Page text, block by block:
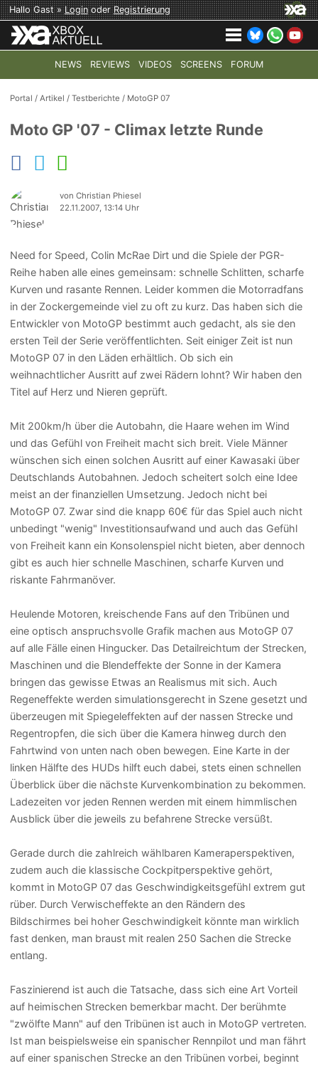
Hallo Gast »LoginoderRegistrierung
NEWS REVIEWS VIDEOS SCREENS FORUM
TOP-THEMEN: COD: MODERN WARFARE 4 HALO:
Portal /Artikel /Testberichte / MotoGP 07
Moto GP '07 - Climax letzte Runde
von Christian Phiesel
22.11.2007, 13:14 Uhr
Need for Speed, Colin McRae Dirt und die Spiele der PGR-
Reihe haben alle eines gemeinsam: schnelle Schlitten, scharfe
Kurven und rasante Rennen. Leider kommen die Motorradfans
in der Zockergemeinde viel zu oft zu kurz. Das haben sich die
Entwickler von MotoGP bestimmt auch gedacht, als sie den
ersten Teil der Serie veröffentlichten. Seit einiger Zeit ist nun
MotoGP 07 in den Läden erhältlich. Ob sich ein
weihnachtlicher Ausritt auf zwei Rädern lohnt? Wir haben den
Titel auf Herz und Nieren geprüft.
Mit 200km/h über die Autobahn, die Haare wehen im Wind
und das Gefühl von Freiheit macht sich breit. Viele Männer
wünschen sich einen solchen Ausritt auf einer Kawasaki über
Deutschlands Autobahnen. Jedoch scheitert solch eine Idee
meist an der finanziellen Umsetzung. Jedoch nicht bei
MotoGP 07. Zwar sind die knapp 60€ für das Spiel auch nicht
unbedingt "wenig" Investitionsaufwand und auch das Gefühl
von Freiheit kann ein Konsolenspiel nicht bieten, aber dennoch
gibt es auch hier schnelle Maschinen, scharfe Kurven und
riskante Fahrmanöver.
Heulende Motoren, kreischende Fans auf den Tribünen und
eine optisch anspruchsvolle Grafik machen aus MotoGP 07
auf alle Fälle einen Hingucker. Das Detailreichtum der Strecken,
Maschinen und die Blendeffekte der Sonne in der Kamera
bringen das gewisse Etwas an Realismus mit sich. Auch
Regeneffekte werden simulationsgerecht in Szene gesetzt und
überzeugen mit Spiegeleffekten auf der nassen Strecke und
Regentropfen, die sich über die Kamera hinweg durch den
Fahrtwind von unten nach oben bewegen. Eine Karte in der
linken Hälfte des HUDs hilft euch dabei, stets einen schnellen
Überblick über die nächste Kurvenkombination zu bekommen.
Ladezeiten vor jeden Rennen werden mit einem himmlischen
Ausblick über die jeweils zu befahrene Strecke versüßt.
Gerade durch die zahlreich wählbaren Kameraperspektiven,
zudem auch die klassische Cockpitperspektive gehört,
kommt in MotoGP 07 das Geschwindigkeitsgefühl extrem gut
rüber. Durch Verwischeffekte an den Rändern des
Bildschirmes bei hoher Geschwindigkeit könnte man wirklich
fast denken, man braust mit realen 250 Sachen die Strecke
entlang.
Faszinierend ist auch die Tatsache, dass sich eine Art Vorteil
auf heimischen Strecken bemerkbar macht. Der berühmte
"zwölfte Mann" auf den Tribünen ist auch in MotoGP vertreten.
Ist man beispielsweise ein spanischer Rennpilot und man fährt
auf einer spanischen Strecke an den Tribünen vorbei, beginnt